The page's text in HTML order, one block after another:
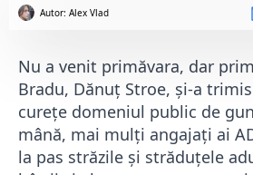
Autor: Alex Vlad
Nu a venit primăvara, dar
Bradu, Dănuț Stroe, și-a
curețe domeniul public de
mână, mai mulți angajați ai
la pas străzile și străduțele